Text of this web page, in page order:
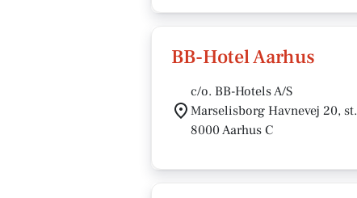
BB-Hotel Aarhus
c/o. BB-Hotels A/S
Marselisborg Havnevej 20, st.
8000 Aarhus C